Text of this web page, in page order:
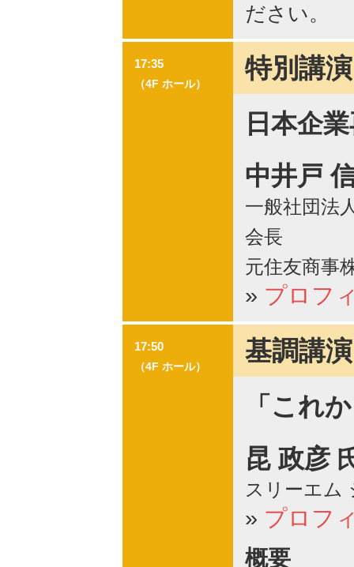
ださい。
17:35
（4F ホール）
特別講演
日本企
中井戸
一般社団法
会長
元住友商事
» プロフ
17:50
（4F ホール）
基調講演
「これ
昆 政彦
スリーエム
» プロフ
概要